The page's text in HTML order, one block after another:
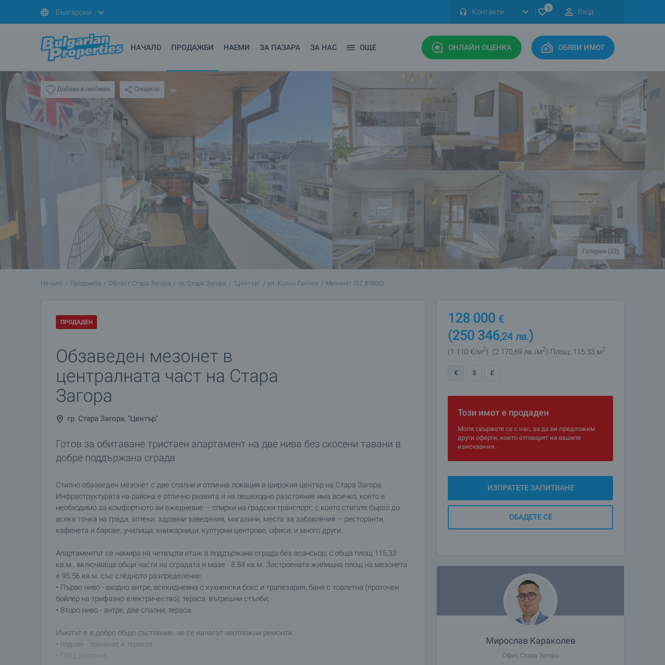
Български Контакти 0 Вход
НАЧАЛО ПРОДАЖБИ НАЕМИ ЗА ПАЗАРА ЗА НАС ОЩЕ ОНЛАЙН ОЦЕНКА ОБЯВИ ИМОТ
Добави в любими Сподели
Галерия (22)
Начало Продажба Област Стара Загора гр. Стара Загора "Център" ул. Кольо Ганчев Мезонет (SZ 85800)
ПРОДАДЕН
Обзаведен мезонет в
централната част на Стара
Загора
гр. Стара Загора, "Център"
Готов за обитаване тристаен апартамент на две нива без скосени тавани в
добре поддържана сграда
Стилно обзаведен мезонет с две спални и отлична локация в широкия център на Стара Загора.
Инфраструктурата на района е отлично развита и на пешеходно разстояние има всичко, което е
необходимо за комфортното ви ежедневие – спирки на градски транспорт, с които стигате бързо до
всяка точка на града, аптеки, здравни заведения, магазини, места за забавления – ресторанти,
кафенета и барове, училища, книжарници, културни центрове, офиси, и много други.
Апартаментът се намира на четвърти етаж в поддържана сграда без асансьор, с обща площ 115.33
кв.м., включваща общи части на сградата и мазе - 8.84 кв.м. Застроената жилищна площ на мезонета
е 95.56 кв.м. със следното разпределение:
• Първо ниво - входно антре, всекидневна с кухненски бокс и трапезария, баня с тоалетна (проточен
бойлер на трифазно електричество), тераса, вътрешни стълби;
• Второ ниво - антре, две спални, тераса.
Имотът е в добро общо състояние, не се налагат неотложни ремонти.
• подове - ламинат и теракот
• ПВЦ дограма
128 000 €
(250 346,24 лв.)
(1 110 €/м2) (2 170,69 лв./м2) Площ: 115.33 м2
€ $ £
Този имот е продаден
Моля свържете се с нас, за да ви предложим
други оферти, които отговарят на вашите
изисквания.
ИЗПРАТЕТЕ ЗАПИТВАНЕ
ОБАДЕТЕ СЕ
Мирослав Караколев
Офис Стара Загора